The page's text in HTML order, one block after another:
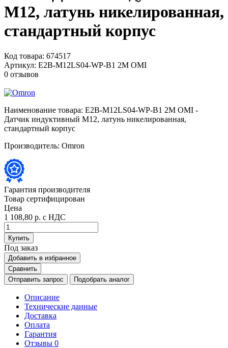
M12, латунь никелированная,
стандартный корпус
Код товара: 674517
Артикул: E2B-M12LS04-WP-B1 2M OMI
0 отзывов
Наименование товара: E2B-M12LS04-WP-B1 2M OMI -
Датчик индуктивный M12, латунь никелированная,
стандартный корпус
Производитель: Omron
Гарантия производителя
Товар сертифицирован
Цена
1 108,80 р. с НДС
Купить
Под заказ
Добавить в избранное
Сравнить
Отправить запрос
Подобрать аналог
Описание
Технические данные
Доставка
Оплата
Гарантия
Отзывы 0